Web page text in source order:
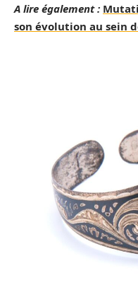
A lire également :
son évolution au sein